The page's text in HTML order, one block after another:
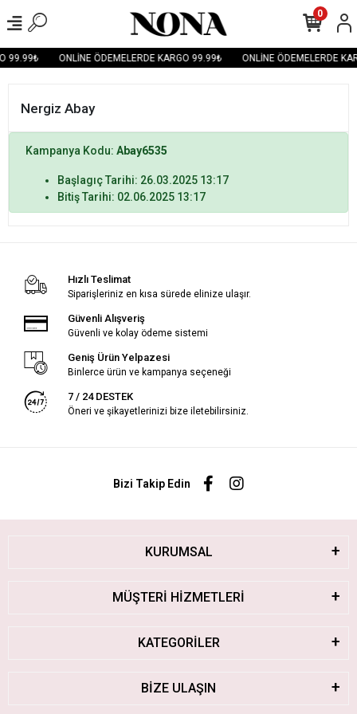
99.99₺ ONLİNE ÖDEMELERDE KARGO 99.99₺ ONLİNE ÖDEMELERDE
0
Nergiz Abay
Kampanya Kodu: Abay6535
Başlagıç Tarihi: 26.03.2025 13:17
Bitiş Tarihi: 02.06.2025 13:17
Hızlı Teslimat
Siparişleriniz en kısa sürede elinize ulaşır.
Güvenli Alışveriş
Güvenli ve kolay ödeme sistemi
Geniş Ürün Yelpazesi
Binlerce ürün ve kampanya seçeneği
7 / 24 DESTEK
Öneri ve şikayetlerinizi bize iletebilirsiniz.
Bizi Takip Edin
KURUMSAL
MÜŞTERİ HİZMETLERİ
KATEGORİLER
BİZE ULAŞIN